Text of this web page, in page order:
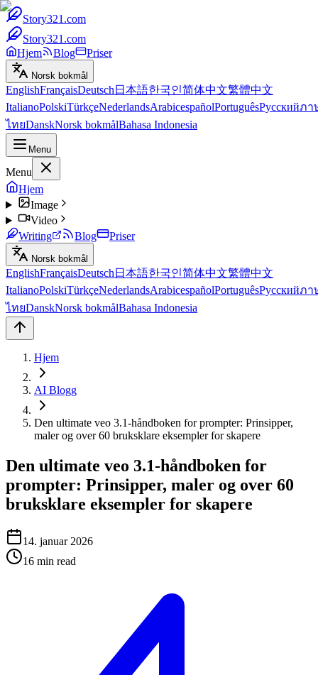
Story321.com
Story321.com
Hjem
Blog Priser
Norsk bokmål
EnglishFrançaisDeutsch 日本語한국인简体中文繁體中文
ItalianoPolskiTürkçeNederlandsArabicespañolPortuguêsРусскийภา
ไทยDanskNorsk bokmålBahasa Indonesia
Menu
Menu
Hjem
Image
Video
Writing
Blog Priser
Norsk bokmål
EnglishFrançaisDeutsch 日本語한국인简体中文繁體中文
ItalianoPolskiTürkçeNederlandsArabicespañolPortuguêsРусскийภา
ไทยDanskNorsk bokmålBahasa Indonesia
Hjem
AI Blogg
Den ultimate veo 3.1-håndboken for prompter: Prinsipper,
maler og over 60 bruksklare eksempler for skapere
Den ultimate veo 3.1-håndboken for
prompter: Prinsipper, maler og over 60
bruksklare eksempler for skapere
14. januar 2026
16 min read